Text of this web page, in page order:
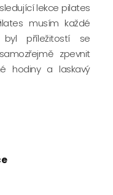
lekce pilates
musím každé
příležitostí se
zpevnit
hodiny a laskavý